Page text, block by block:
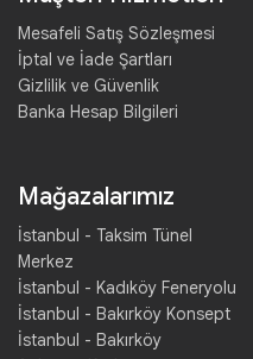
Mesafeli Satış Sözleşmesi
İptal ve İade Şartları
Gizlilik ve Güvenlik
Banka Hesap Bilgileri
Mağazalarımız
İstanbul - Taksim Tünel
Merkez
İstanbul - Kadıköy Feneryolu
İstanbul - Bakırköy Konsept
İstanbul - Bakırköy